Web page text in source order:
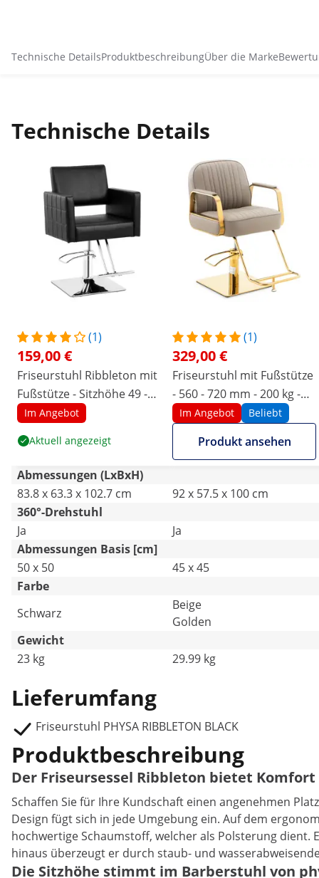
Technische DetailsProduktbeschreibungÜber die Marke
Technische Details
(1)
159,00 €
Friseurstuhl Ribbleton mit
Fußstütze - Sitzhöhe 49 -
63 cm - 150 kg - schwarz
Im Angebot
Aktuell angezeigt
(1)
329,00 €
Friseurstuhl mit Fußstütze
- 560 - 720 mm - 200 kg -
Golden, Beige
Im Angebot Beliebt
Produkt ansehen
Abmessungen (LxBxH)
83.8 x 63.3 x 102.7 cm
92 x 57.5 x 100 cm
360°-Drehstuhl
Ja
Ja
Abmessungen Basis [cm]
50 x 50
45 x 45
Farbe
Schwarz
Beige
Golden
Gewicht
23 kg
29.99 kg
Lieferumfang
Friseurstuhl PHYSA RIBBLETON BLACK
Produktbeschreibung
Der Friseursessel Ribbleton bietet
Schaffen Sie für Ihre Kundschaft einen angenehmen
Design fügt sich in jede Umgebung ein. Auf dem
hochwertige Schaumstoff, welcher als Polsterung dient.
hinaus überzeugt er durch staub- und
Die Sitzhöhe stimmt im Barberstuhl von